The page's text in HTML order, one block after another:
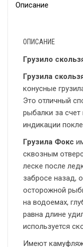
Описание
ОПИСАНИЕ
Грузило
Грузила
конусные
Это отличный
рыбалки за счет
индикации
Грузила Фокс
сквозным
леске после
забросе назад,
осторожной
на водоемах,
равна длине
используется
Имеют